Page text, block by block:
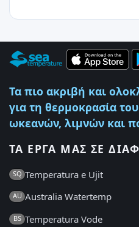
Τα πιο ακριβή και
για τη θερμοκρασία
ωκεανών, λιμνών και
ΤΑ ΈΡΓΑ ΜΑΣ ΣΕ
SQ Temperatura e Ujit
AU Australia Watertemp
BS Temperatura Vode